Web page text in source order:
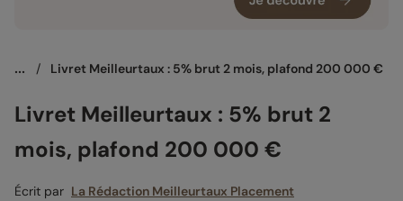
... / Livret Meilleurtaux : 5% brut 2 mois, plafond 200 000 €
Livret Meilleurtaux : 5% brut 2
mois, plafond 200 000 €
Écrit par La Rédaction Meilleurtaux Placement